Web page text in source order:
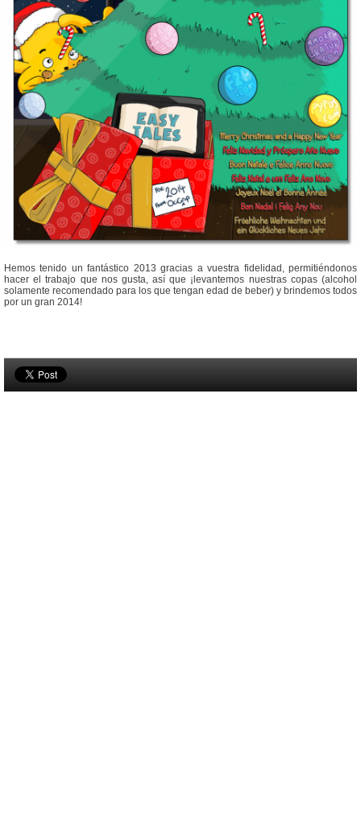
Hemos tenido un fantástico 2013 gracias a vuestra fidelidad, permitiéndonos
hacer el trabajo que nos gusta, así que ¡levantemos nuestras copas (alcohol
solamente recomendado para los que tengan edad de beber) y brindemos todos
por un gran 2014!